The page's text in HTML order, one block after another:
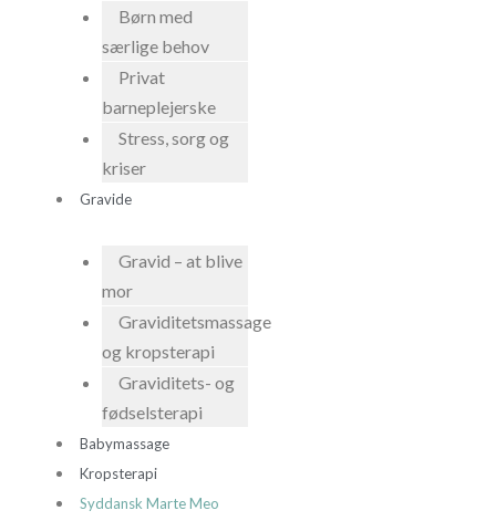
Børn med
særlige behov
Privat
barneplejerske
Stress, sorg og
kriser
Gravide
Gravid – at blive
mor
Graviditetsmassage
og kropsterapi
Graviditets- og
fødselsterapi
Babymassage
Kropsterapi
Syddansk Marte Meo